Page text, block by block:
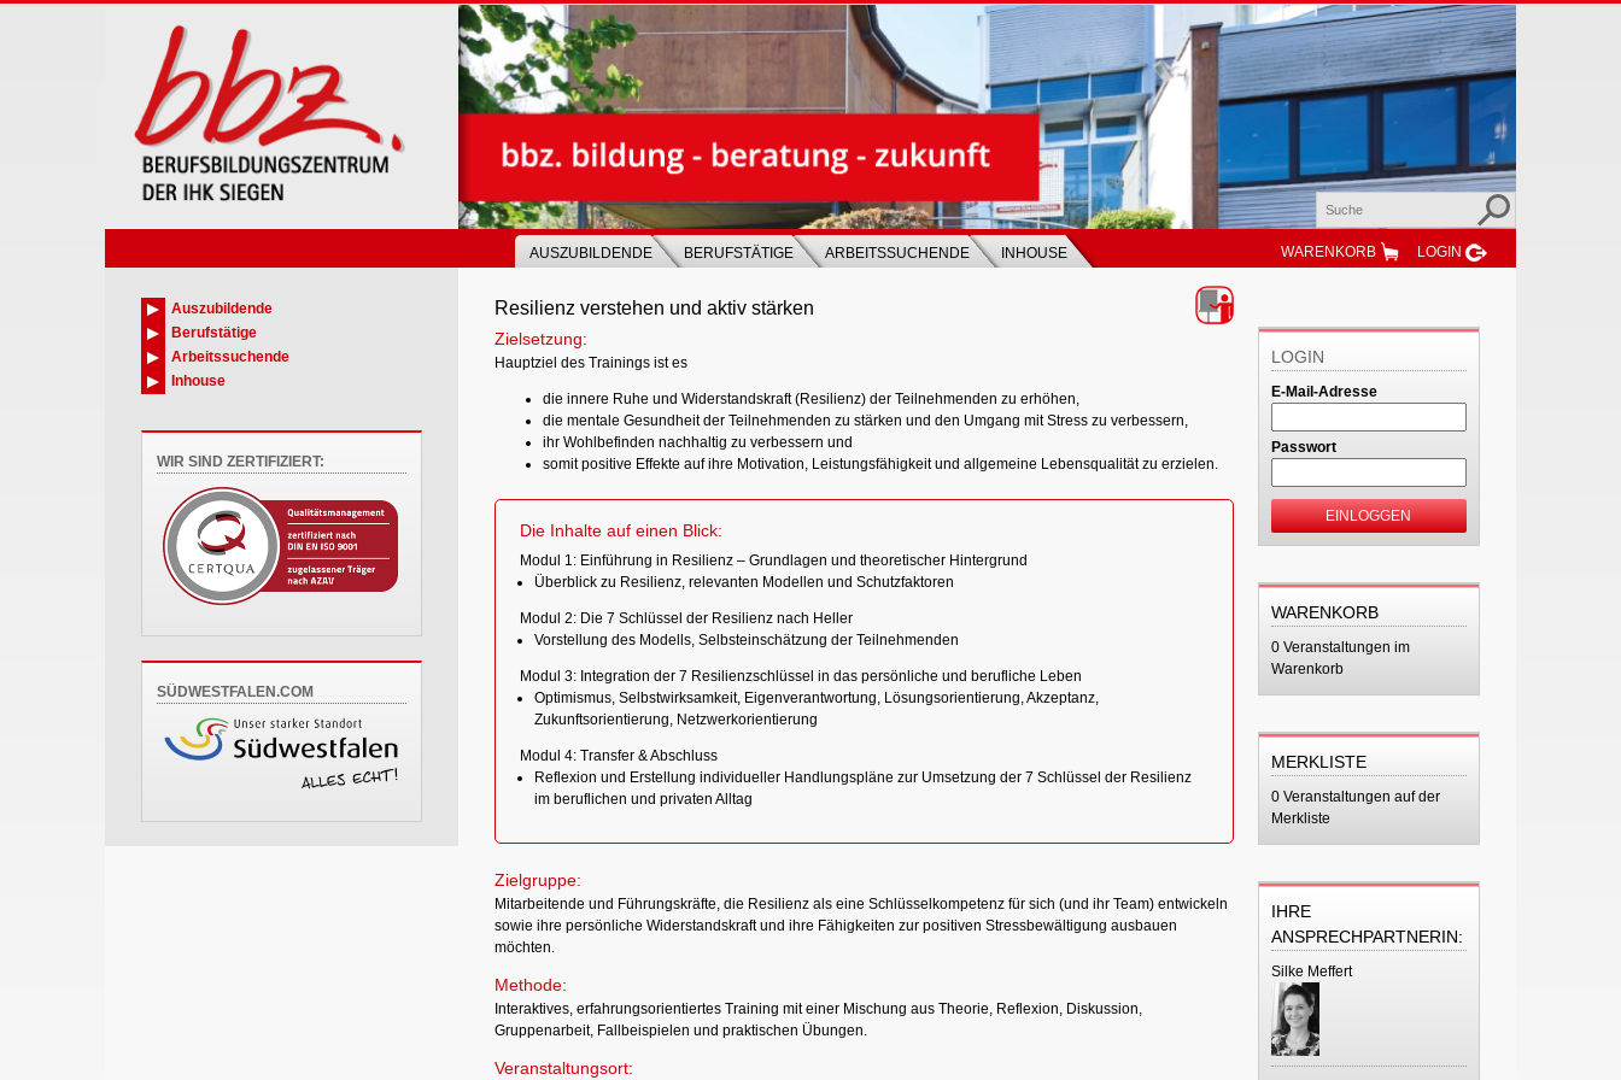
AUSZUBILDENDE BERUFSTÄTIGE ARBEITSSUCHENDE INHOUSE WARENKORB LOGIN
Resilienz verstehen und aktiv stärken
Zielsetzung:
Hauptziel des Trainings ist es
die innere Ruhe und Widerstandskraft (Resilienz) der Teilnehmenden zu erhöhen,
die mentale Gesundheit der Teilnehmenden zu stärken und den Umgang mit Stress zu verbessern,
ihr Wohlbefinden nachhaltig zu verbessern und
somit positive Effekte auf ihre Motivation, Leistungsfähigkeit und allgemeine Lebensqualität zu erzielen.
Die Inhalte auf einen Blick:
Modul 1: Einführung in Resilienz – Grundlagen und theoretischer Hintergrund
Überblick zu Resilienz, relevanten Modellen und Schutzfaktoren
Modul 2: Die 7 Schlüssel der Resilienz nach Heller
Vorstellung des Modells, Selbsteinschätzung der Teilnehmenden
Modul 3: Integration der 7 Resilienzschlüssel in das persönliche und berufliche Leben
Optimismus, Selbstwirksamkeit, Eigenverantwortung, Lösungsorientierung, Akzeptanz,
Zukunftsorientierung, Netzwerkorientierung
Modul 4: Transfer & Abschluss
Reflexion und Erstellung individueller Handlungspläne zur Umsetzung der 7 Schlüssel der Resilienz
im beruflichen und privaten Alltag
Zielgruppe:
Mitarbeitende und Führungskräfte, die Resilienz als eine Schlüsselkompetenz für sich (und ihr Team) entwickeln
sowie ihre persönliche Widerstandskraft und ihre Fähigkeiten zur positiven Stressbewältigung ausbauen
möchten.
Methode:
Interaktives, erfahrungsorientiertes Training mit einer Mischung aus Theorie, Reflexion, Diskussion,
Gruppenarbeit, Fallbeispielen und praktischen Übungen.
Veranstaltungsort:
LOGIN
E-Mail-Adresse
Passwort
EINLOGGEN
WARENKORB
0 Veranstaltungen im
Warenkorb
MERKLISTE
0 Veranstaltungen auf der
Merkliste
IHRE
ANSPRECHPARTNERIN:
Silke Meffert
Auszubildende
Berufstätige
Arbeitssuchende
Inhouse
WIR SIND ZERTIFIZIERT:
SÜDWESTFALEN.COM